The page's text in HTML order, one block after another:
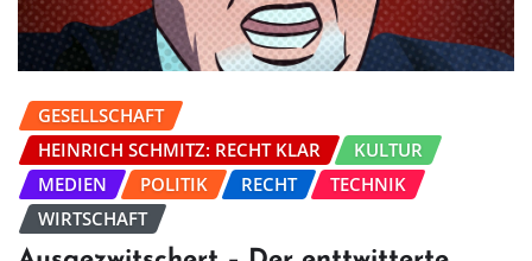
GESELLSCHAFT
HEINRICH SCHMITZ: RECHT KLAR
KULTUR
MEDIEN
POLITIK RECHT
TECHNIK
WIRTSCHAFT